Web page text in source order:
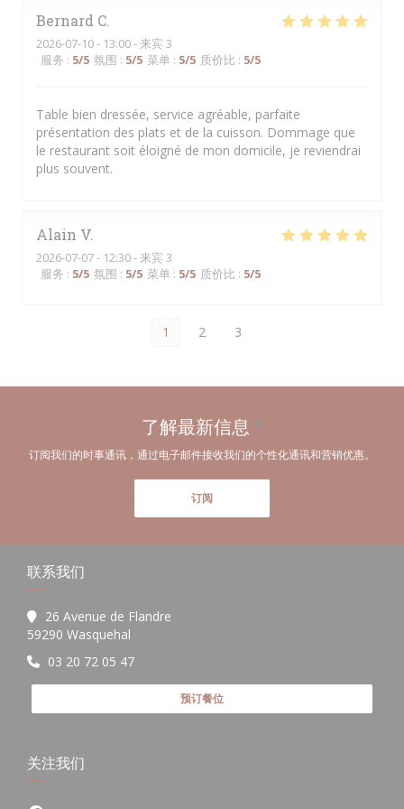
Bernard C
2026-07-10- 13:00 - 来宾 3
服务 : 5/5 氛围 : 5/5 菜单 : 5/5 质价比 : 5/5
Table bien dressée, service agréable, parfaite
présentation des plats et de la cuisson. Dommage que
le restaurant soit éloigné de mon domicile, je reviendrai
plus souvent.
Alain V
2026-07-07- 12:30 - 来宾 3
服务 : 5/5 氛围 : 5/5 菜单 : 5/5 质价比 : 5/5
1 2 3
了解最新信息 *
订阅我们的时事通讯，通过电子邮件接收我们的个性化通讯和营销优惠。
订阅
联系我们
26 Avenue de Flandre
59290 Wasquehal
03 20 72 05 47
预订餐位
关注我们